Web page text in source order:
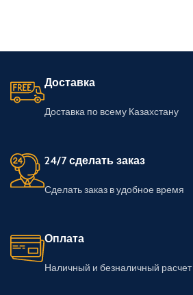
Доставка
Доставка по всему Казахстану
24/7 сделать заказ
Сделать заказ в удобное время
Оплата
Наличный и безналичный расчет